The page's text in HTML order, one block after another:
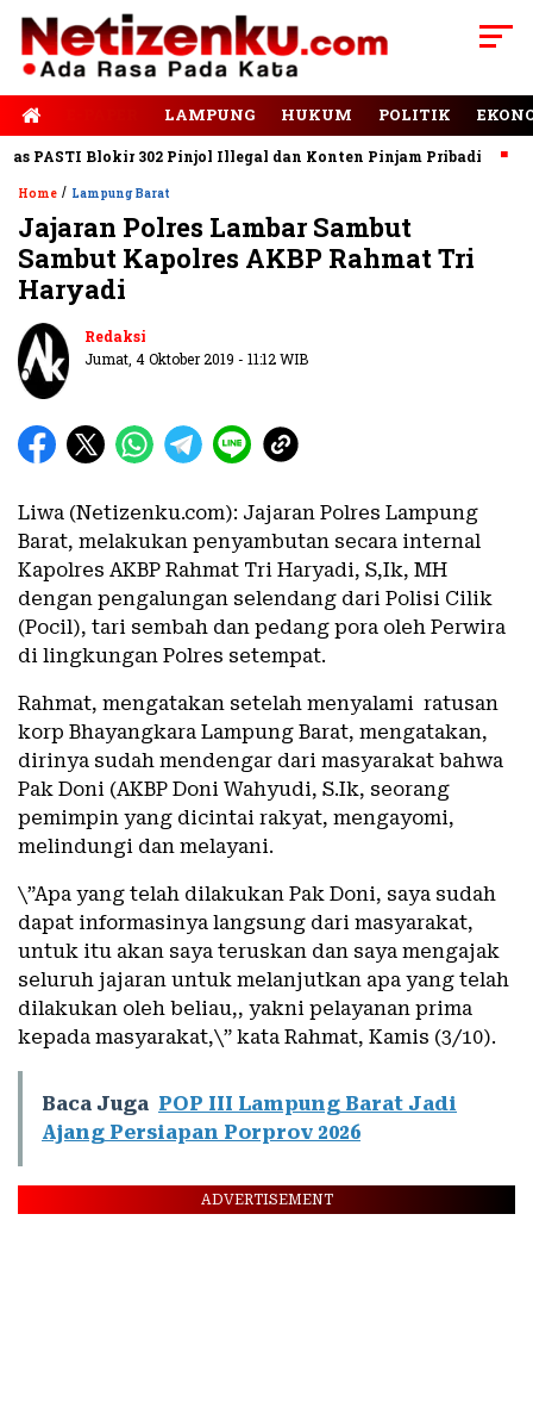
LAMPUNG HUKUM POLITIK
Blokir 302 Pinjol Illegal dan Konten Pinjam Pribadi
Home / Lampung Barat
Jajaran Polres Lambar Sambut
Sambut Kapolres AKBP Rahmat Tri
Haryadi
Redaksi
Jumat, 4 Oktober 2019 - 11:12 WIB
Liwa (Netizenku.com): Jajaran Polres Lampung
Barat, melakukan penyambutan secara internal
Kapolres AKBP Rahmat Tri Haryadi, S,Ik, MH
dengan pengalungan selendang dari Polisi Cilik
(Pocil), tari sembah dan pedang pora oleh Perwira
di lingkungan Polres setempat.
Rahmat, mengatakan setelah menyalami ratusan
korp Bhayangkara Lampung Barat, mengatakan,
dirinya sudah mendengar dari masyarakat bahwa
Pak Doni (AKBP Doni Wahyudi, S.Ik, seorang
pemimpin yang dicintai rakyat, mengayomi,
melindungi dan melayani.
\”Apa yang telah dilakukan Pak Doni, saya sudah
dapat informasinya langsung dari masyarakat,
untuk itu akan saya teruskan dan saya mengajak
seluruh jajaran untuk melanjutkan apa yang telah
dilakukan oleh beliau,, yakni pelayanan prima
kepada masyarakat,\” kata Rahmat, Kamis (3/10).
Baca Juga POP III Lampung Barat Jadi
Ajang Persiapan Porprov 2026
ADVERTISEMENT